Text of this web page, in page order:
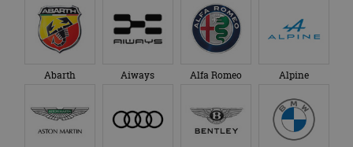
Abarth Aiways Alfa Romeo Alpine